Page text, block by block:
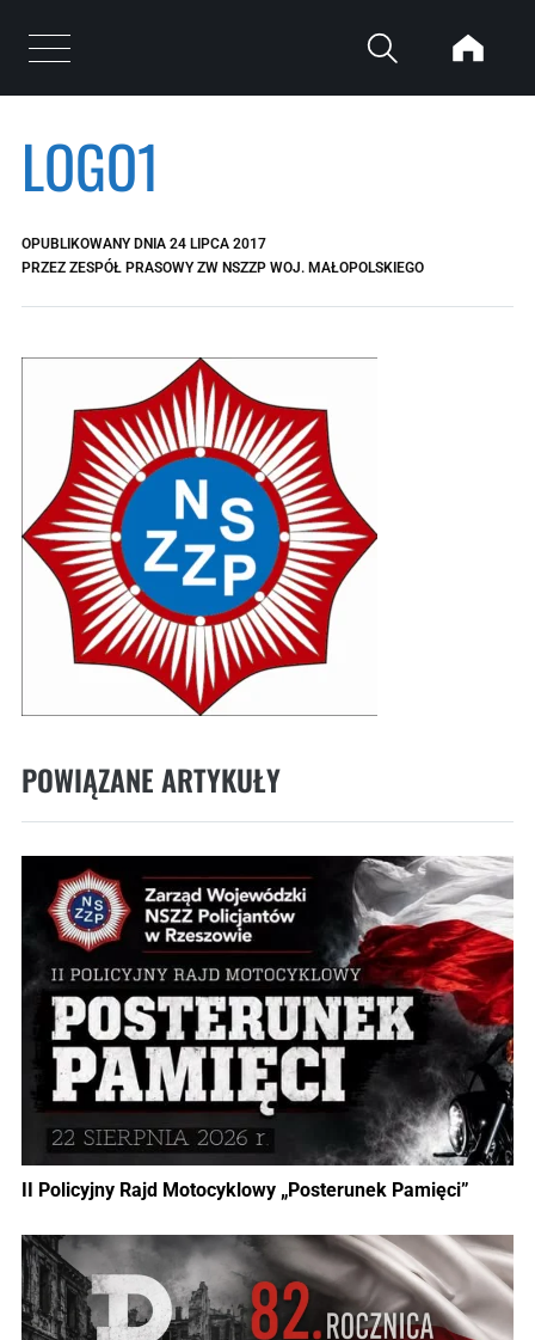
Otwórz menu
LOGO1
OPUBLIKOWANY DNIA 24 LIPCA 2017
PRZEZ ZESPÓŁ PRASOWY ZW NSZZP WOJ. MAŁOPOLSKIEGO
POWIĄZANE ARTYKUŁY
II Policyjny Rajd Motocyklowy „Posterunek Pamięci”